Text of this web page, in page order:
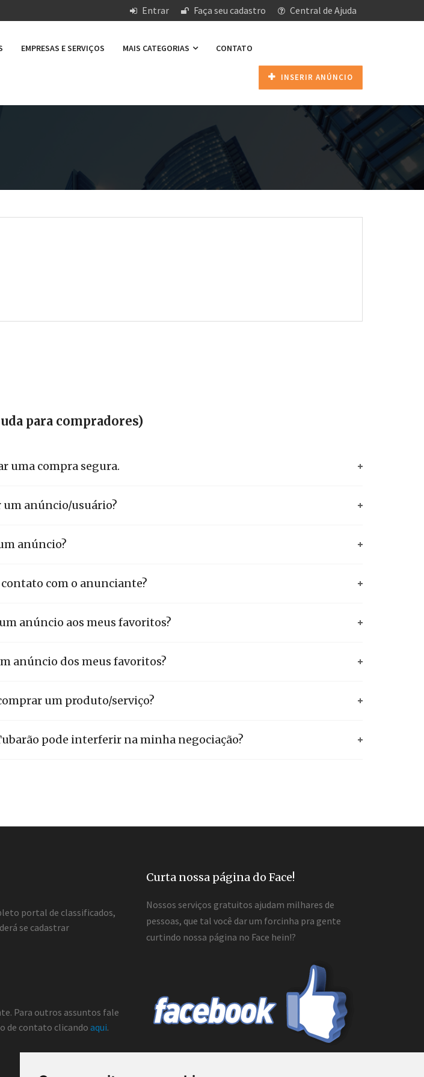
Entrar Faça seu cadastro Central de Ajuda
EMPRESAS E SERVIÇOS MAIS CATEGORIAS CONTATO
INSERIR ANÚNCIO
para compradores)
uma compra segura.
anúncio/usuário?
anúncio?
com o anunciante?
anúncio aos meus favoritos?
anúncio dos meus favoritos?
um produto/serviço?
pode interferir na minha negociação?
portal de classificados,
se cadastrar
Para outros assuntos fale
de contato clicando aqui.
Curta nossa página do Face!
Nossos serviços gratuitos ajudam milhares de
pessoas, que tal você dar um forcinha pra gente
curtindo nossa página no Face hein!?